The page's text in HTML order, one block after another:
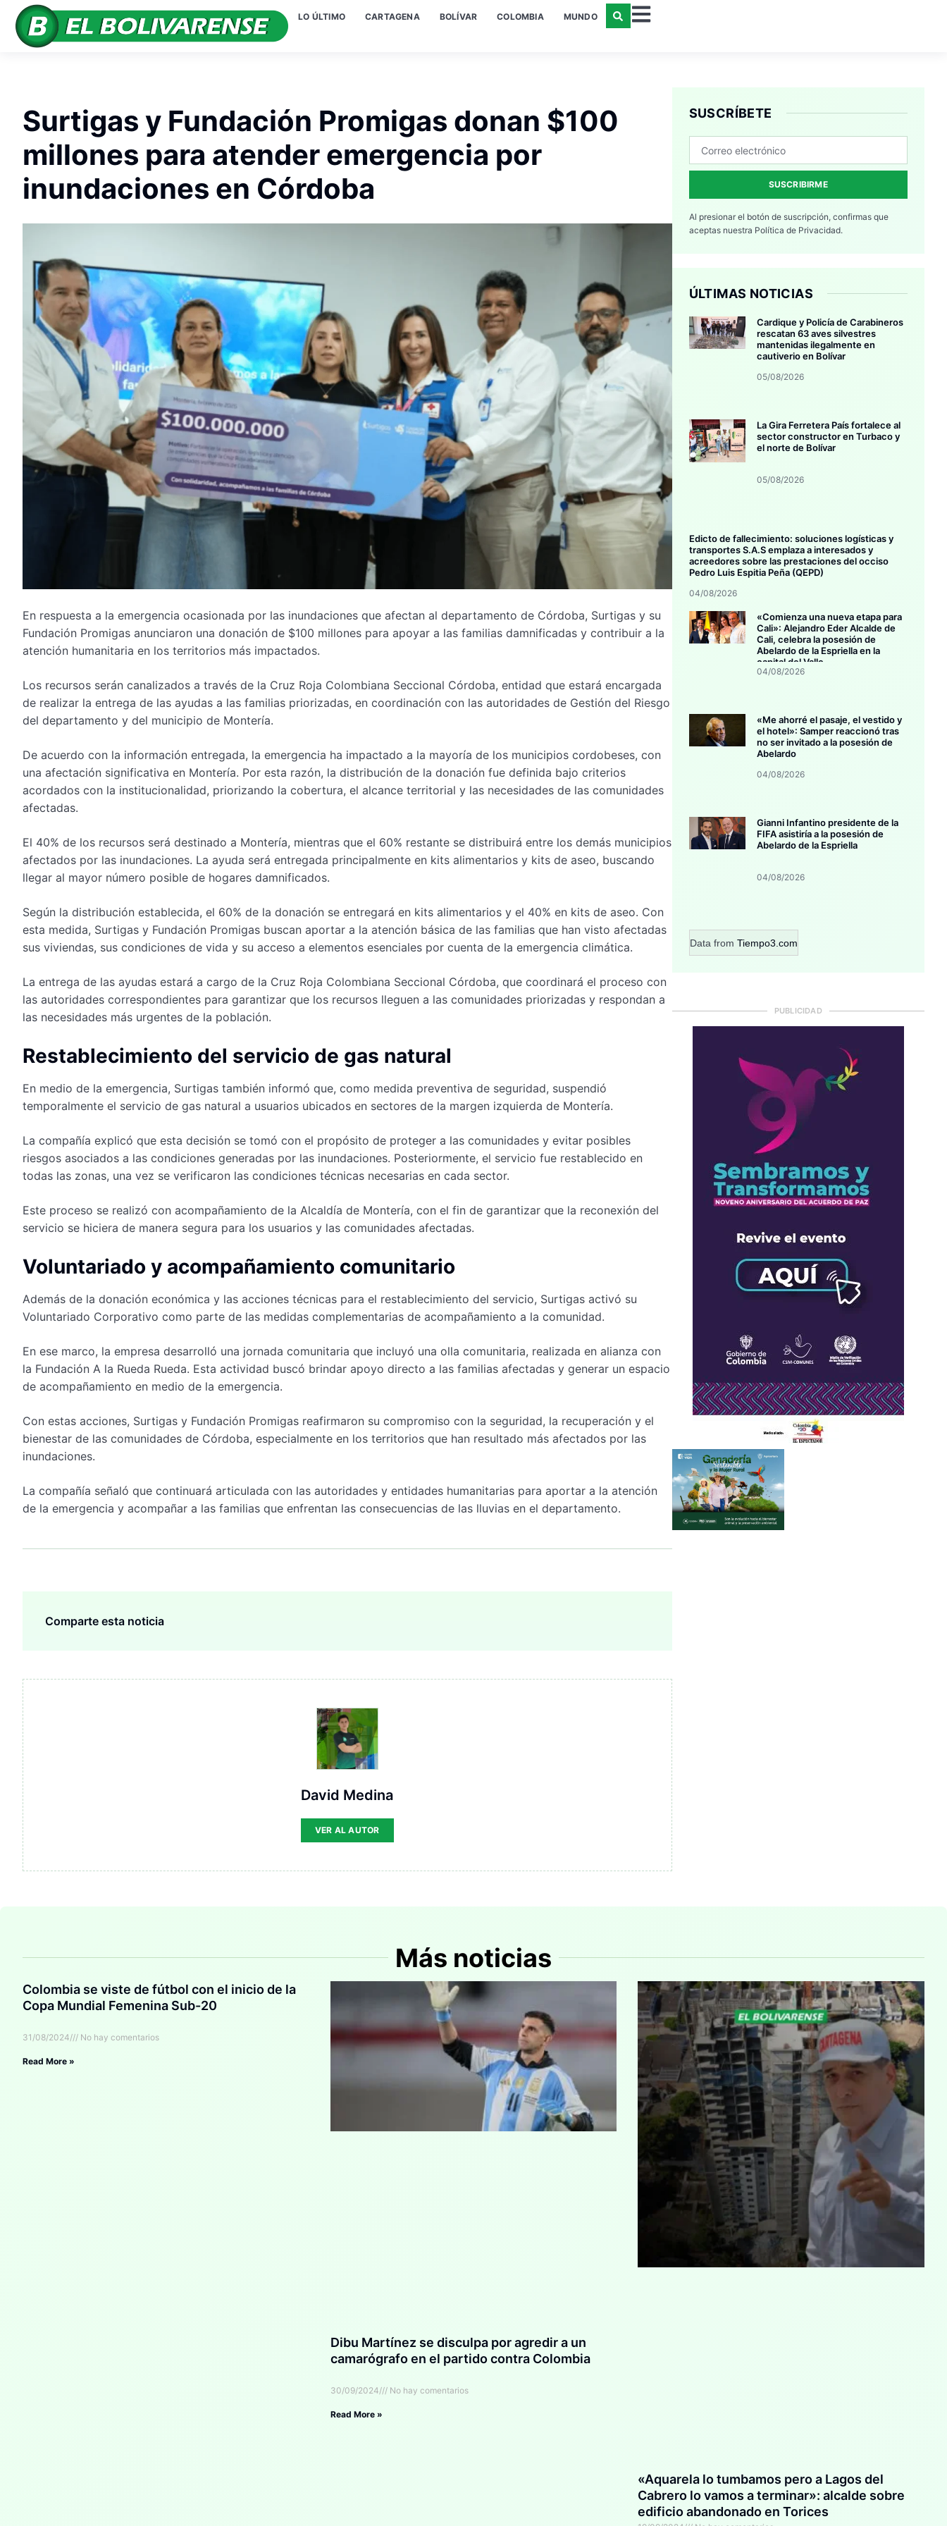
LO ÚLTIMO CARTAGENA BOLÍVAR COLOMBIA MUNDO
Surtigas y Fundación Promigas donan $100
millones para atender emergencia por
inundaciones en Córdoba
En respuesta a la emergencia ocasionada por las inundaciones que afectan al departamento de Córdoba, Surtigas y su
Fundación Promigas anunciaron una donación de $100 millones para apoyar a las familias damnificadas y contribuir a la
atención humanitaria en los territorios más impactados.
Los recursos serán canalizados a través de la Cruz Roja Colombiana Seccional Córdoba, entidad que estará encargada
de realizar la entrega de las ayudas a las familias priorizadas, en coordinación con las autoridades de Gestión del Riesgo
del departamento y del municipio de Montería.
De acuerdo con la información entregada, la emergencia ha impactado a la mayoría de los municipios cordobeses, con
una afectación significativa en Montería. Por esta razón, la distribución de la donación fue definida bajo criterios
acordados con la institucionalidad, priorizando la cobertura, el alcance territorial y las necesidades de las comunidades
afectadas.
El 40% de los recursos será destinado a Montería, mientras que el 60% restante se distribuirá entre los demás municipios
afectados por las inundaciones. La ayuda será entregada principalmente en kits alimentarios y kits de aseo, buscando
llegar al mayor número posible de hogares damnificados.
Según la distribución establecida, el 60% de la donación se entregará en kits alimentarios y el 40% en kits de aseo. Con
esta medida, Surtigas y Fundación Promigas buscan aportar a la atención básica de las familias que han visto afectadas
sus viviendas, sus condiciones de vida y su acceso a elementos esenciales por cuenta de la emergencia climática.
La entrega de las ayudas estará a cargo de la Cruz Roja Colombiana Seccional Córdoba, que coordinará el proceso con
las autoridades correspondientes para garantizar que los recursos lleguen a las comunidades priorizadas y respondan a
las necesidades más urgentes de la población.
Restablecimiento del servicio de gas natural
En medio de la emergencia, Surtigas también informó que, como medida preventiva de seguridad, suspendió
temporalmente el servicio de gas natural a usuarios ubicados en sectores de la margen izquierda de Montería.
La compañía explicó que esta decisión se tomó con el propósito de proteger a las comunidades y evitar posibles
riesgos asociados a las condiciones generadas por las inundaciones. Posteriormente, el servicio fue restablecido en
todas las zonas, una vez se verificaron las condiciones técnicas necesarias en cada sector.
Este proceso se realizó con acompañamiento de la Alcaldía de Montería, con el fin de garantizar que la reconexión del
servicio se hiciera de manera segura para los usuarios y las comunidades afectadas.
Voluntariado y acompañamiento comunitario
Además de la donación económica y las acciones técnicas para el restablecimiento del servicio, Surtigas activó su
Voluntariado Corporativo como parte de las medidas complementarias de acompañamiento a la comunidad.
En ese marco, la empresa desarrolló una jornada comunitaria que incluyó una olla comunitaria, realizada en alianza con
la Fundación A la Rueda Rueda. Esta actividad buscó brindar apoyo directo a las familias afectadas y generar un espacio
de acompañamiento en medio de la emergencia.
Con estas acciones, Surtigas y Fundación Promigas reafirmaron su compromiso con la seguridad, la recuperación y el
bienestar de las comunidades de Córdoba, especialmente en los territorios que han resultado más afectados por las
inundaciones.
La compañía señaló que continuará articulada con las autoridades y entidades humanitarias para aportar a la atención
de la emergencia y acompañar a las familias que enfrentan las consecuencias de las lluvias en el departamento.
Comparte esta noticia
David Medina
VER AL AUTOR
SUSCRÍBETE
SUSCRIBIRME
Al presionar el botón de suscripción, confirmas que
aceptas nuestra Política de Privacidad.
ÚLTIMAS NOTICIAS
Cardique y Policía de Carabineros
rescatan 63 aves silvestres
mantenidas ilegalmente en
cautiverio en Bolívar
05/08/2026
La Gira Ferretera País fortalece al
sector constructor en Turbaco y
el norte de Bolívar
05/08/2026
Edicto de fallecimiento: soluciones logísticas y
transportes S.A.S emplaza a interesados y
acreedores sobre las prestaciones del occiso
Pedro Luis Espitia Peña (QEPD)
04/08/2026
«Comienza una nueva etapa para
Cali»: Alejandro Eder Alcalde de
Cali, celebra la posesión de
Abelardo de la Espriella en la
capital del Valle
04/08/2026
«Me ahorré el pasaje, el vestido y
el hotel»: Samper reaccionó tras
no ser invitado a la posesión de
Abelardo
04/08/2026
Gianni Infantino presidente de la
FIFA asistiría a la posesión de
Abelardo de la Espriella
04/08/2026
Data from Tiempo3.com
PUBLICIDAD
Más noticias
Colombia se viste de fútbol con el inicio de la
Copa Mundial Femenina Sub-20
31/08/2024 No hay comentarios
Read More »
Dibu Martínez se disculpa por agredir a un
camarógrafo en el partido contra Colombia
30/09/2024 No hay comentarios
Read More »
«Aquarela lo tumbamos pero a Lagos del
Cabrero lo vamos a terminar»: alcalde sobre
edificio abandonado en Torices